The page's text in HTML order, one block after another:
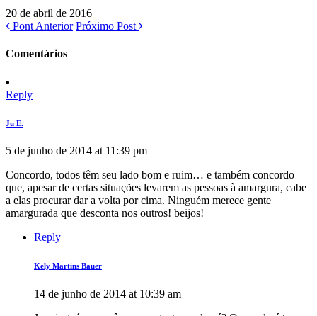
20 de abril de 2016
Pont Anterior Próximo Post
Comentários
Reply
Ju E.
5 de junho de 2014 at 11:39 pm
Concordo, todos têm seu lado bom e ruim… e também concordo
que, apesar de certas situações levarem as pessoas à amargura, cabe
a elas procurar dar a volta por cima. Ninguém merece gente
amargurada que desconta nos outros! beijos!
Reply
Kely Martins Bauer
14 de junho de 2014 at 10:39 am